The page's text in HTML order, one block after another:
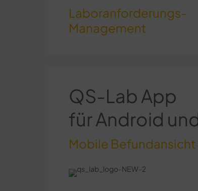
Laboranforderungs-
Management
QS-Lab App
für Android und
Mobile Befundansicht